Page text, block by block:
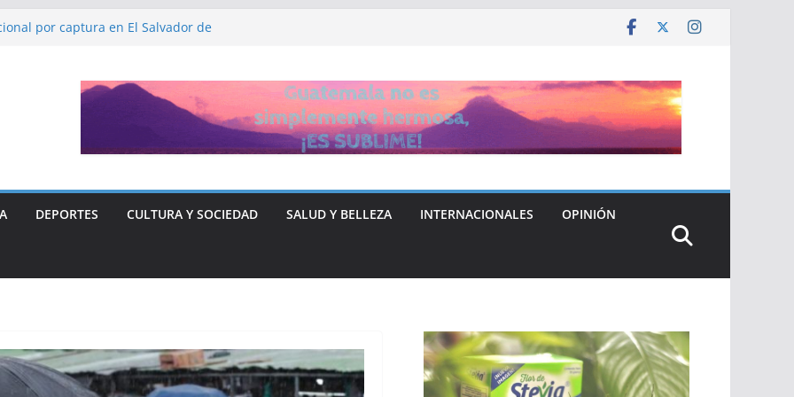
por captura en El Salvador de
y Libre “no quieren entregar el poder” y
ante Donald Trump
de fiscalía que busca investigar a
para el periodista José Rubén Zamora
DEPORTES CULTURA Y SOCIEDAD SALUD Y BELLEZA INTERNACIONALES OPINIÓN